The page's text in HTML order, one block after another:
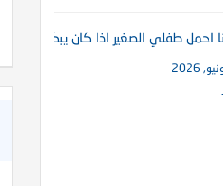
احمل طفلي الصغير اذا كان يبكي؟